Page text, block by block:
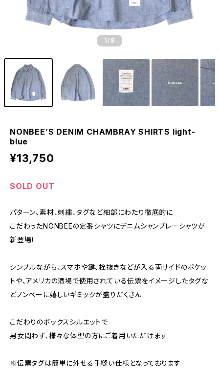
1 /8
NONBEE’S DENIM CHAMBRAY SHIRTS light-
blue
¥13,750
SOLD OUT
パターン、素材、刺繍、タグなど細部にわたり徹底的に
こだわったNONBEEの定番シャツにデニムシャンブレーシャツが
新登場！
シンプルながら、スマホや鍵、栓抜きなどが入る両サイドのポケッ
トや、アメリカの酒場で使用されている伝票をイメージしたタグな
どノンベーに嬉しいギミックが盛りだくさん
こだわりのボックスシルエットで
男女問わず、様々な体型の方にご着用いただけます
※伝票タグは簡単に外せる手縫い仕様となっております